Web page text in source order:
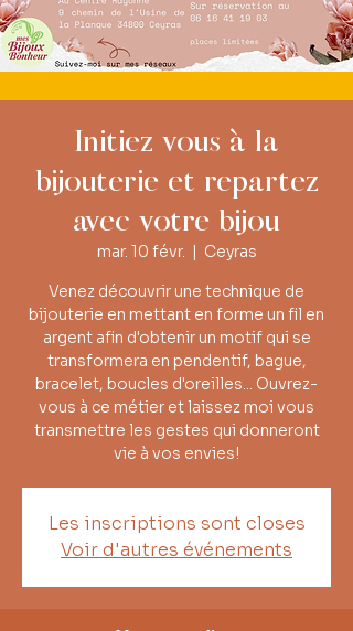
Initiez vous à la
bijouterie et repartez
avec votre bijou
mar. 10 févr.
  |
Ceyras
Venez découvrir une technique de
bijouterie en mettant en forme un fil en
argent afin d'obtenir un motif qui se
transformera en pendentif, bague,
bracelet, boucles d'oreilles... Ouvrez-
vous à ce métier et laissez moi vous
transmettre les gestes qui donneront
vie à vos envies!
Les inscriptions sont closes
Voir d'autres événements